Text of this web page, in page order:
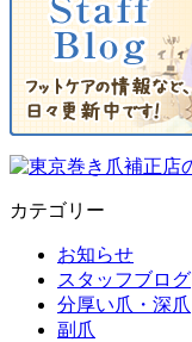
カテゴリー
お知らせ
スタッフブログ
分厚い爪・深爪
副爪